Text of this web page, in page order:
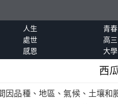
人生 青春
處世 高三
感恩 大學
西
因品種、地區、氣候、土壤